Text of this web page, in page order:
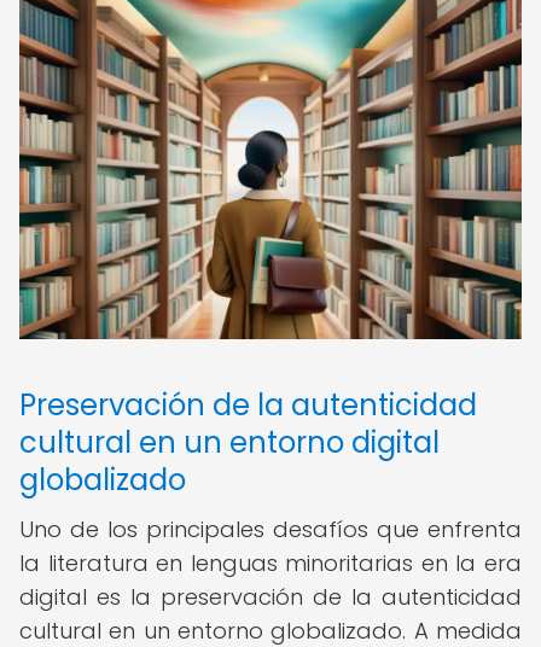
Preservación de la autenticidad
cultural en un entorno digital
globalizado
Uno de los principales desafíos que enfrenta
la literatura en lenguas minoritarias en la era
digital es la preservación de la autenticidad
cultural en un entorno globalizado. A medida